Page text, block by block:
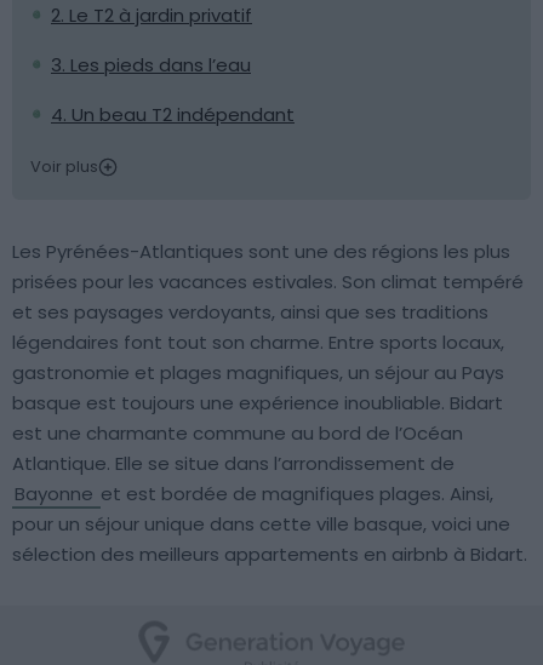
2. Le T2 à jardin privatif
3. Les pieds dans l’eau
4. Un beau T2 indépendant
Voir plus
Les Pyrénées-Atlantiques sont une des régions les plus
prisées pour les vacances estivales. Son climat tempéré
et ses paysages verdoyants, ainsi que ses traditions
légendaires font tout son charme. Entre sports locaux,
gastronomie et plages magnifiques, un séjour au Pays
basque est toujours une expérience inoubliable. Bidart
est une charmante commune au bord de l’Océan
Atlantique. Elle se situe dans l’arrondissement de
Bayonne et est bordée de magnifiques plages. Ainsi,
pour un séjour unique dans cette ville basque, voici une
sélection des meilleurs appartements en airbnb à Bidart.